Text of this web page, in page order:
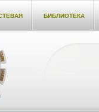
БИБЛИОТЕКА